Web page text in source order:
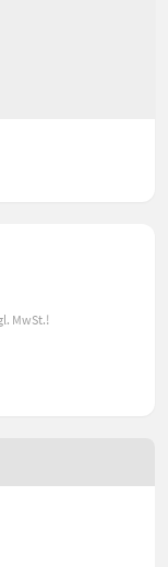
MwSt.!